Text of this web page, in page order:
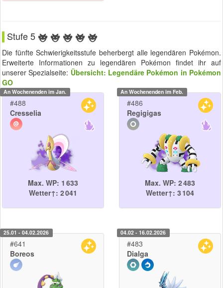
Stufe 5
Die fünfte Schwierigkeitsstufe beherbergt alle legendären Pokémon.
Erweiterte Informationen zu legendären Pokémon findet ihr auf
unserer Spezialseite: Übersicht: Legendäre Pokémon in Pokémon
GO
An Wochenenden im Jan.
#488
Cresselia
Max. WP: 1 633
Wetter↑: 2 041
An Wochenenden im Feb.
#486
Regigigas
Max. WP: 2 483
Wetter↑: 3 104
25.01 - 04.02.2026
#641
Boreos
04.02 - 16.02.2026
#483
Dialga